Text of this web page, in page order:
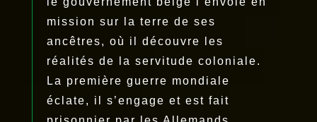
mission sur la terre de ses
ancêtres, où il découvre les
réalités de la servitude coloniale.
La première guerre mondiale
éclate, il s’engage et est fait